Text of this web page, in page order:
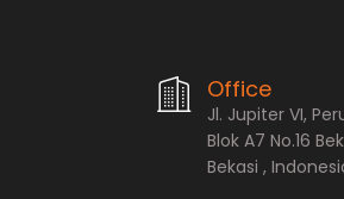
PT.
Office
Jl. Jupiter VI,
Blok A7 No.16
Bekasi ,